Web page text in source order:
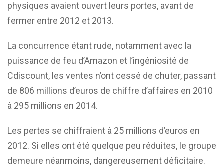
physiques avaient ouvert leurs portes, avant de
fermer entre 2012 et 2013.
La concurrence étant rude, notamment avec la
puissance de feu d’Amazon et l’ingéniosité de
Cdiscount, les ventes n’ont cessé de chuter, passant
de 806 millions d’euros de chiffre d’affaires en 2010
à 295 millions en 2014.
Les pertes se chiffraient à 25 millions d’euros en
2012. Si elles ont été quelque peu réduites, le groupe
demeure néanmoins, dangereusement déficitaire.